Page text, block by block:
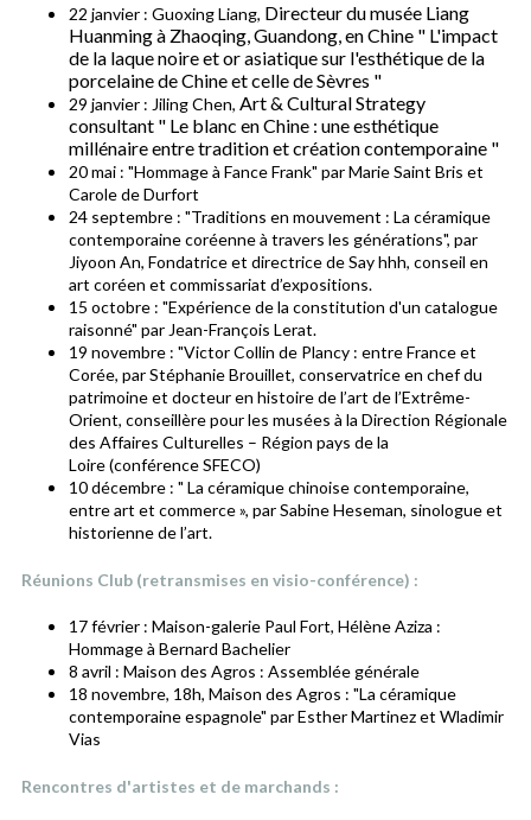
22 janvier : Guoxing Liang, Directeur du musée Liang
Huanming à Zhaoqing, Guandong, en Chine " L'impact
de la laque noire et or asiatique sur l'esthétique de la
porcelaine de Chine et celle de Sèvres "
29 janvier : Jiling Chen, Art & Cultural Strategy
consultant " Le blanc en Chine : une esthétique
millénaire entre tradition et création contemporaine "
20 mai : "Hommage à Fance Frank" par Marie Saint Bris et
Carole de Durfort
24 septembre : "Traditions en mouvement : La céramique
contemporaine coréenne à travers les générations", par
Jiyoon An, Fondatrice et directrice de Say hhh, conseil en
art coréen et commissariat d’expositions.
15 octobre : "Expérience de la constitution d'un catalogue
raisonné" par Jean-François Lerat.
19 novembre : "Victor Collin de Plancy : entre France et
Corée, par Stéphanie Brouillet, conservatrice en chef du
patrimoine et docteur en histoire de l’art de l’Extrême-
Orient, conseillère pour les musées à la Direction Régionale
des Affaires Culturelles – Région pays de la
Loire (conférence SFECO)
10 décembre : " La céramique chinoise contemporaine,
entre art et commerce », par Sabine Heseman, sinologue et
historienne de l’art.
Réunions Club (retransmises en visio-conférence) :
17 février : Maison-galerie Paul Fort, Hélène Aziza :
Hommage à Bernard Bachelier
8 avril : Maison des Agros : Assemblée générale
18 novembre, 18h, Maison des Agros : "La céramique
contemporaine espagnole" par Esther Martinez et Wladimir
Vias
Rencontres d'artistes et de marchands :